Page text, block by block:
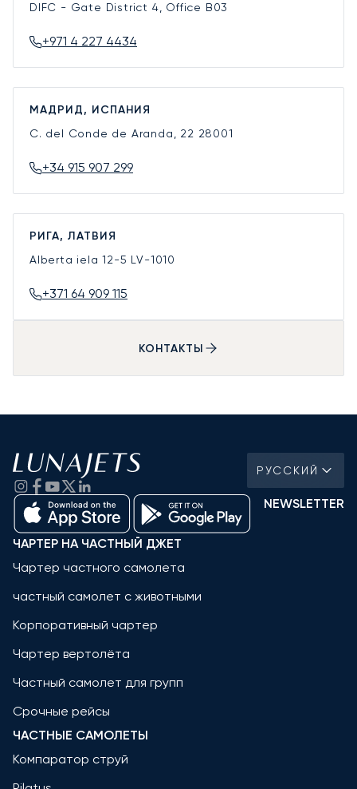
DIFC - Gate District 4, Office B03
+971 4 227 4434
МАДРИД, ИСПАНИЯ
C. del Conde de Aranda, 22 28001
+34 915 907 299
РИГА, ЛАТВИЯ
Alberta iela 12-5 LV-1010
+371 64 909 115
КОНТАКТЫ
РУССКИЙ
NEWSLETTER
ЧАРТЕР НА ЧАСТНЫЙ ДЖЕТ
Чартер частного самолета
частный самолет с животными
Корпоративный чартер
Чартер вертолёта
Частный самолет для групп
Срочные рейсы
ЧАСТНЫЕ САМОЛЕТЫ
Компаратор струй